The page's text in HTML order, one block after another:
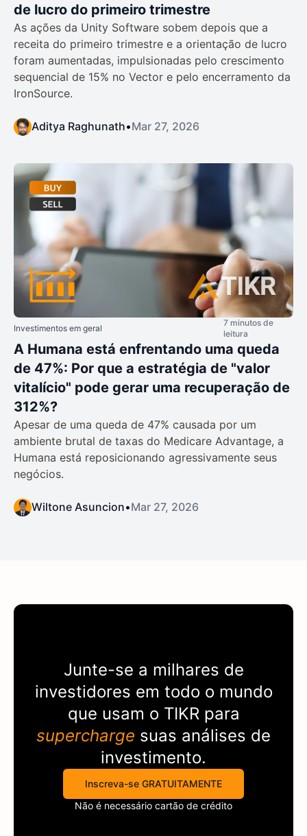
de lucro do primeiro trimestre
As ações da Unity Software sobem depois que a
receita do primeiro trimestre e a orientação de lucro
foram aumentadas, impulsionadas pelo crescimento
sequencial de 15% no Vector e pelo encerramento da
IronSource.
Aditya Raghunath•Mar 27, 2026
Investimentos em geral
7 minutos de
leitura
A Humana está enfrentando uma queda
de 47%: Por que a estratégia de "valor
vitalício" pode gerar uma recuperação de
312%?
Apesar de uma queda de 47% causada por um
ambiente brutal de taxas do Medicare Advantage, a
Humana está reposicionando agressivamente seus
negócios.
Wiltone Asuncion•Mar 27, 2026
Junte-se a milhares de
investidores em todo o mundo
que usam o TIKR para
supercharge suas análises de
investimento.
Inscreva-se GRATUITAMENTE
Não é necessário cartão de crédito